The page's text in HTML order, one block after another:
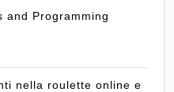
and Programming
nella roulette online e